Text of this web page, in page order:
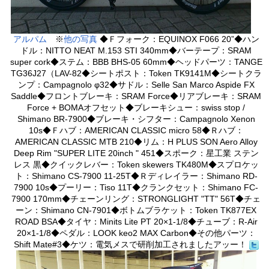
アルパム ※他の写真◆Ｆフォーク：EQUINOX F066 20”◆ハン
ドル：NITTO NEAT M.153 STI 340mm◆バーテープ：SRAM
super cork◆ステム：BBB BHS-05 60mm◆ヘッドパーツ：TANGE
TG36J27（LAV-82◆シートポスト：Token TK9141M◆シートクラ
ンプ：Campagnolo φ32◆サドル：Selle San Marco Aspide FX
Saddle◆フロントブレーキ：SRAM Force◆リアブレーキ：SRAM
Force + BOMAオフセット◆ブレーキシュー：swiss stop /
Shimano BR-7900◆ブレーキ・シフター：Campagnolo Xenon
10s◆Ｆハブ：AMERICAN CLASSIC micro 58◆Ｒハブ：
AMERICAN CLASSIC MTB 210◆リム：H PLUS SON Aero Alloy
Deep Rim "SUPER LITE 20inch " 451◆スポーク：星工業 ステン
レス 黒◆クイックレバー：Token skewers TK480M◆スプロケッ
ト：Shimano CS-7900 11-25T◆Ｒディレイラー：Shimano RD-
7900 10s◆プーリー：Tiso 11T◆クランクセット：Shimano FC-
7900 170mm◆チェーンリング：STRONGLIGHT "TT" 56T◆チェ
ーン：Shimano CN-7901◆ボトムブラケット：Token TK877EX
ROAD BSA◆タイヤ：Minits Lite PT 20×1-1/8◆チューブ：R-Air
20×1-1/8◆ペダル：LOOK keo2 MAX Carbon◆その他パーツ：
Shift Mate#3◆ケツ：電気メスで研削加工されましたアッー！